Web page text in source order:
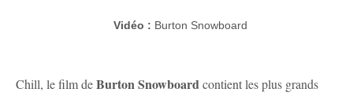
Vidéo : Burton Snowboard
Chill, le film deBurton Snowboardcontient les plus grands